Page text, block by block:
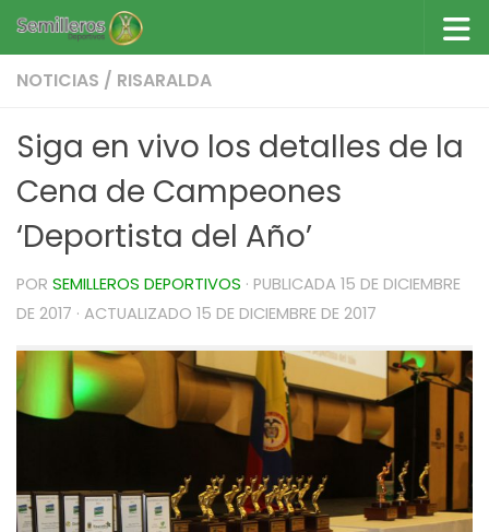
Saltar al contenido
NOTICIAS / RISARALDA
Siga en vivo los detalles de la
Cena de Campeones
‘Deportista del Año’
POR SEMILLEROS DEPORTIVOS · PUBLICADA 15 DE DICIEMBRE
DE 2017 · ACTUALIZADO 15 DE DICIEMBRE DE 2017